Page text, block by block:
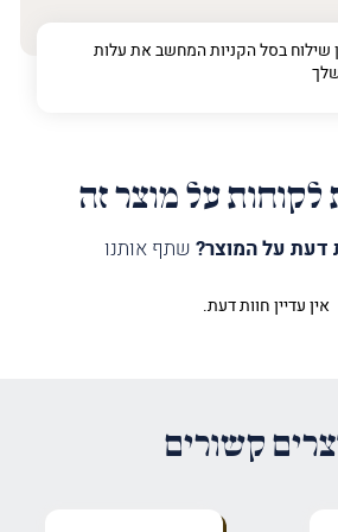
שילוח בסל הקניות המחשב את עלות
לקוחות על מוצר זה
דעת על המוצר? שתף אותנו
אין עדיין חוות דעת.
קשורים